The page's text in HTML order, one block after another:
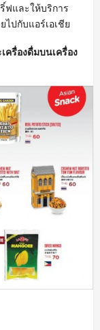
ฟและให้บริการ
ปกับแอร์เอเชีย
ครื่องดื่มบนเครื่อง